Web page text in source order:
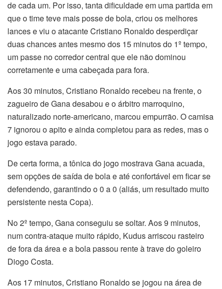
de cada um. Por isso, tanta dificuldade em uma partida em
que o time teve mais posse de bola, criou os melhores
lances e viu o atacante Cristiano Ronaldo desperdiçar
duas chances antes mesmo dos 15 minutos do 1º tempo,
um passe no corredor central que ele não dominou
corretamente e uma cabeçada para fora.
Aos 30 minutos, Cristiano Ronaldo recebeu na frente, o
zagueiro de Gana desabou e o árbitro marroquino,
naturalizado norte-americano, marcou empurrão. O camisa
7 ignorou o apito e ainda completou para as redes, mas o
jogo estava parado.
De certa forma, a tônica do jogo mostrava Gana acuada,
sem opções de saída de bola e até confortável em ficar se
defendendo, garantindo o 0 a 0 (aliás, um resultado muito
persistente nesta Copa).
No 2º tempo, Gana conseguiu se soltar. Aos 9 minutos,
num contra-ataque muito rápido, Kudus arriscou rasteiro
de fora da área e a bola passou rente à trave do goleiro
Diogo Costa.
Aos 17 minutos, Cristiano Ronaldo se jogou na área de